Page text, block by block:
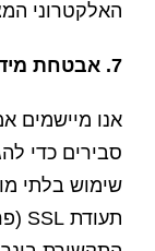
האלקטרוני
7. אבטחת מידע
אנו מיישמים
סבירים כדי
שימוש בלתי